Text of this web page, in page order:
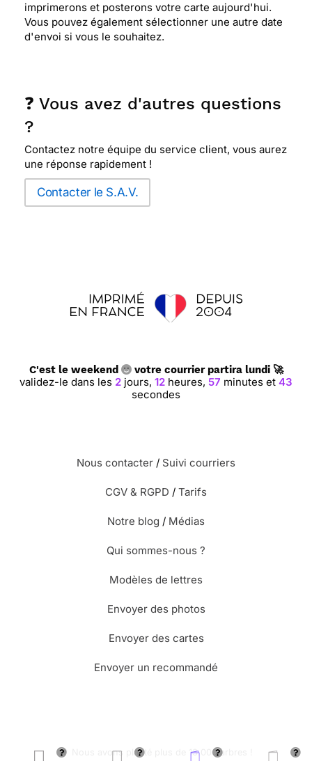
imprimerons et posterons votre carte aujourd'hui.
Vous pouvez également sélectionner une autre date
d'envoi si vous le souhaitez.
❓ Vous avez d'autres questions
?
Contactez notre équipe du service client, vous aurez
une réponse rapidement !
Contacter le S.A.V.
C'est le weekend votre courrier partira lundi 🚀
validez-le dans les 2 jours, 12 heures, 57 minutes et 43
secondes
Nous contacter / Suivi courriers
CGV & RGPD / Tarifs
Notre blog / Médias
Qui sommes-nous ?
Modèles de lettres
Envoyer des photos
Envoyer des cartes
Envoyer un recommandé
🌳 Nous avons planté plus de 13.000 arbres !